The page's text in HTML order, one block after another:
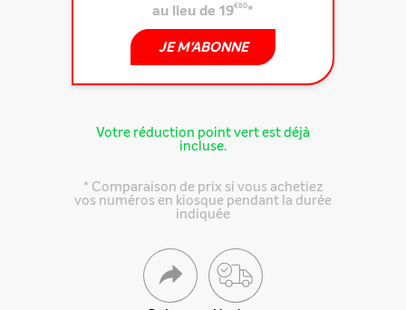
au lieu de 19€80*
JE M'ABONNE
Votre réduction point vert est déjà
incluse.
* Comparaison de prix si vous achetiez
vos numéros en kiosque pendant la durée
indiquée